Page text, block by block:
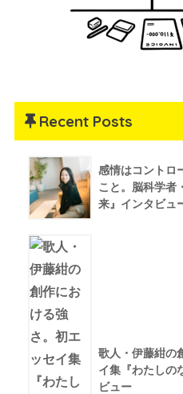
Recent Posts
感情はコントロ
こと。脳科学者
来』インタビュ
歌人・伊藤紺の
イ集『わたしの
ビュー